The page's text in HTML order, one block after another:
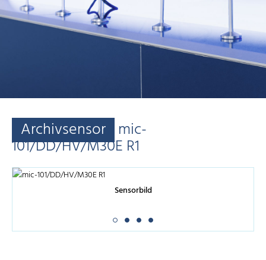
Archivsensor mic-
101/DD/HV/M30E R1
Sensorbild